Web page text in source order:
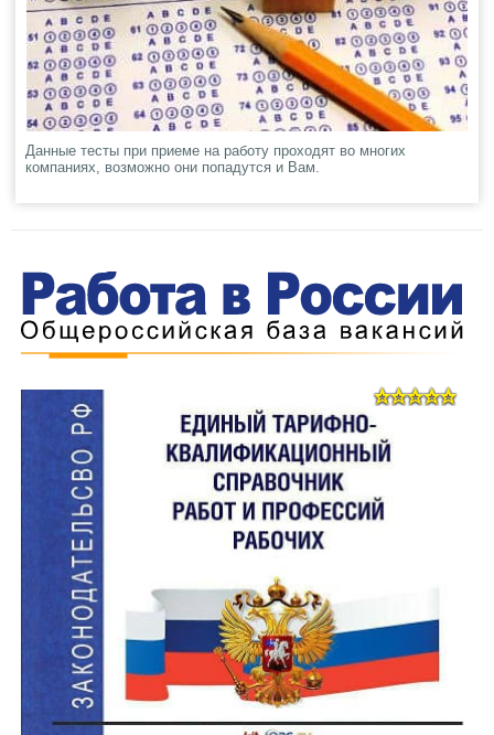
Данные тесты при приеме на работу проходят во многих
компаниях, возможно они попадутся и Вам.